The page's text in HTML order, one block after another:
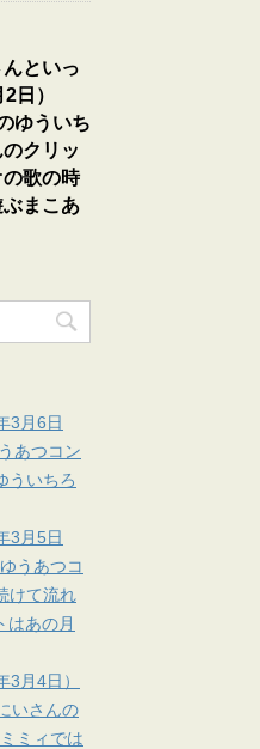
といっ
日）
ゆういち
クリッ
歌の時
まこあ
3月6日
あつコン
ういちろ
3月5日
うあつコ
けて流れ
はあの月
月4日）
いさんの
ミィでは